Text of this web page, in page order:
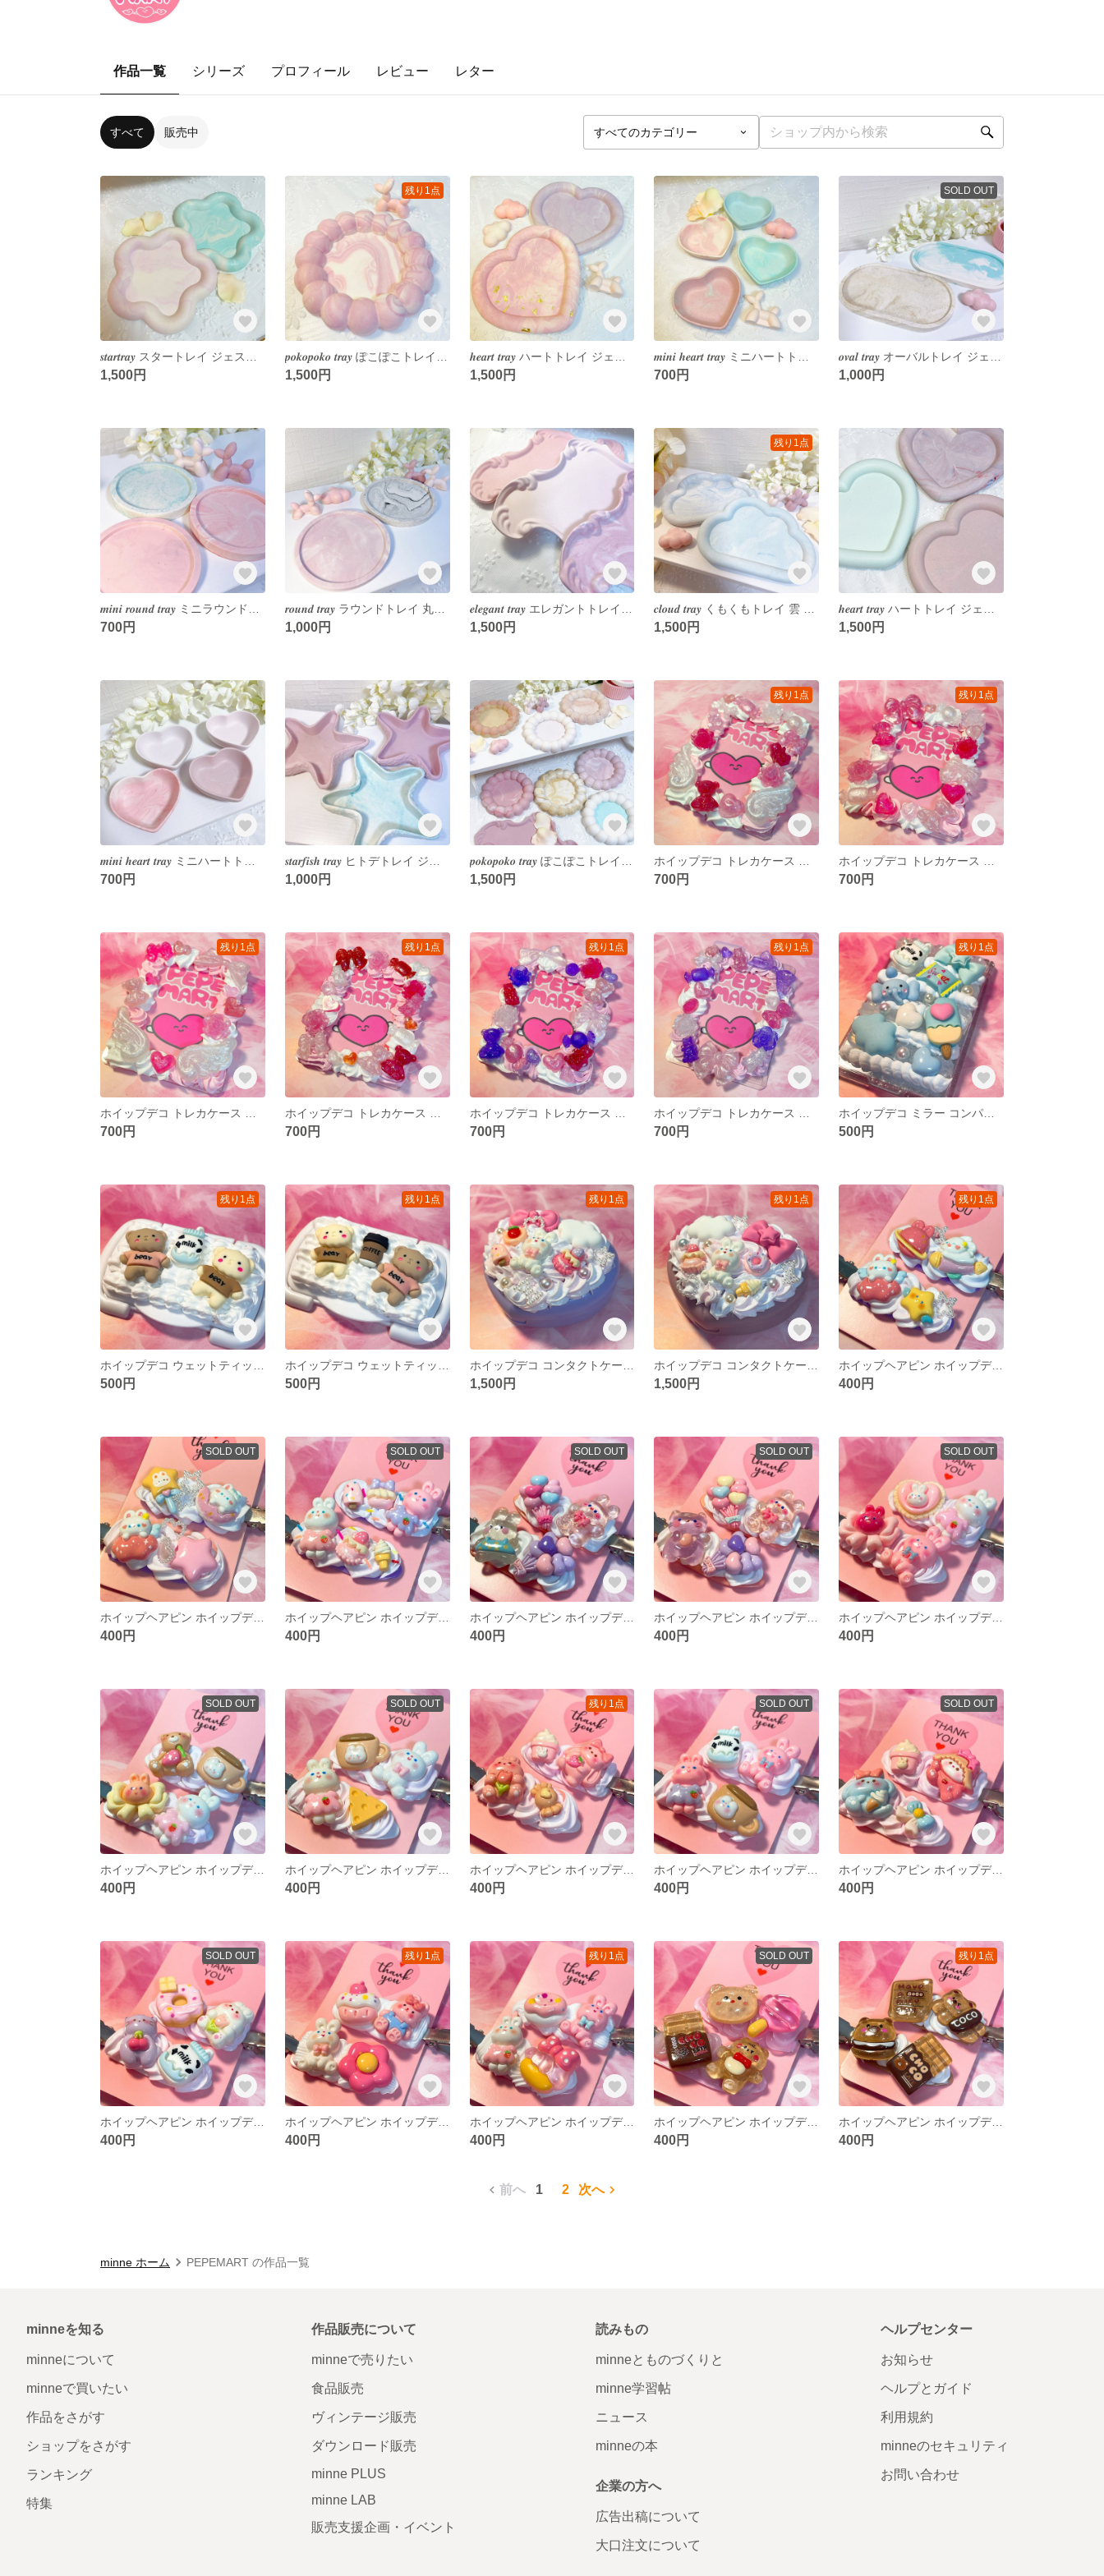
作品一覧 シリーズ プロフィール レビュー レター
すべて 販売中
1,500円
残り1点
1,500円 1,500円 700円
SOLD OUT
1,000円
700円
𝒓𝒐𝒖𝒏𝒅 𝒕𝒓𝒂𝒚 ラウンドトレイ 丸トレイ ジェスモナイト アクセサリートレイ インテリアトレイ インテリア 韓国インテリア 韓国雑貨 jesmonite アクセサリー収納 小物入れ
1,000円 1,500円
残り1点
1,500円 1,500円
700円 1,000円 1,500円
残り1点
700円
残り1点
700円
残り1点
700円
残り1点
700円
残り1点
700円
残り1点
700円
残り1点
500円
残り1点
500円
残り1点
500円
残り1点
1,500円
残り1点
1,500円
残り1点
ホイップヘアピン ホイップデコ 前髪クリップ 前髪ピン ヘアピン ハンドメイド
400円
SOLD OUT
ホイップヘアピン ホイップデコ 前髪クリップ 前髪ピン ヘアピン ハンドメイド
400円
SOLD OUT
ホイップヘアピン ホイップデコ 前髪クリップ 前髪ピン ヘアピン ハンドメイド
400円
SOLD OUT
ホイップヘアピン ホイップデコ 前髪クリップ 前髪ピン ヘアピン ハンドメイド
400円
SOLD OUT
ホイップヘアピン ホイップデコ 前髪クリップ 前髪ピン ヘアピン ハンドメイド
400円
SOLD OUT
ホイップヘアピン ホイップデコ 前髪クリップ 前髪ピン ヘアピン ハンドメイド
400円
SOLD OUT
ホイップヘアピン ホイップデコ 前髪クリップ 前髪ピン ヘアピン ハンドメイド
400円
SOLD OUT
ホイップヘアピン ホイップデコ 前髪クリップ 前髪ピン ヘアピン ハンドメイド
400円
残り1点
ホイップヘアピン ホイップデコ 前髪クリップ 前髪ピン ヘアピン ハンドメイド
400円
SOLD OUT
ホイップヘアピン ホイップデコ 前髪クリップ 前髪ピン ヘアピン ハンドメイド
400円
SOLD OUT
ホイップヘアピン ホイップデコ 前髪クリップ 前髪ピン ヘアピン ハンドメイド
400円
SOLD OUT
ホイップヘアピン ホイップデコ 前髪クリップ 前髪ピン ヘアピン ハンドメイド
400円
残り1点
ホイップヘアピン ホイップデコ 前髪クリップ 前髪ピン ヘアピン ハンドメイド
400円
残り1点
ホイップヘアピン ホイップデコ 前髪クリップ 前髪ピン ヘアピン ハンドメイド
400円
SOLD OUT
ホイップヘアピン ホイップデコ 前髪クリップ 前髪ピン ヘアピン ハンドメイド
400円
残り1点
ホイップヘアピン ホイップデコ 前髪クリップ 前髪ピン ヘアピン ハンドメイド
400円
前へ 1 2 次へ
minne ホーム PEPEMART の作品一覧
minneを知る
minneについて
minneで買いたい
作品をさがす
ショップをさがす
ランキング
特集
作品販売について
minneで売りたい
食品販売
ヴィンテージ販売
ダウンロード販売
minne PLUS
minne LAB
販売支援企画・イベント
読みもの
minneとものづくりと
minne学習帖
ニュース
minneの本
企業の方へ
広告出稿について
大口注文について
ヘルプセンター
お知らせ
ヘルプとガイド
利用規約
minneのセキュリティ
お問い合わせ